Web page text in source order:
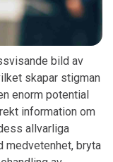
bild av
skapar stigman
enorm potential
information om
allvarliga
medvetenhet, bryta